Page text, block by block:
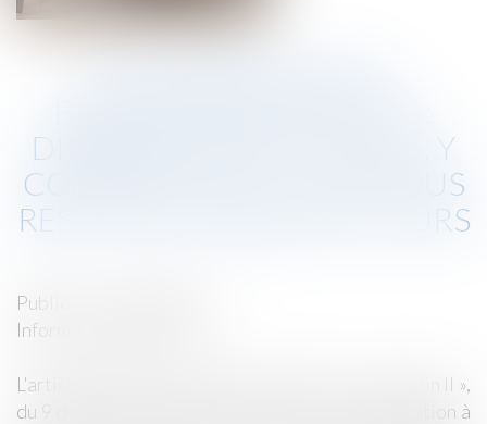
DIRIGEANTS DE SOCIÉTÉS, Y
COMPRIS LES SCI, IL NE VOUS
RESTE QUE QUELQUES JOURS
Publié le :
Informations générales
L'article 139 de la loi n°2016-1691, dite « Loi Sapin II »,
du 9 décembre 2016 prévoit une nouvelle obligation à